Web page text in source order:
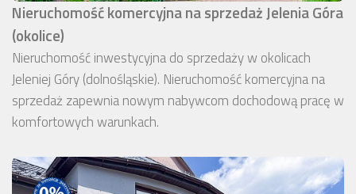
Nieruchomość komercyjna na sprzedaż Jelenia Góra
(okolice)
Nieruchomość inwestycyjna do sprzedaży w okolicach
Jeleniej Góry (dolnośląskie). Nieruchomość komercyjna na
sprzedaż zapewnia nowym nabywcom dochodową pracę w
komfortowych warunkach.